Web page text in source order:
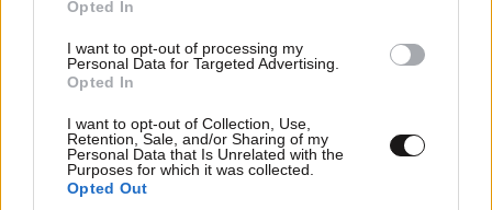
Opted In
I want to opt-out of processing my
Personal Data for Targeted Advertising.
Opted In
I want to opt-out of Collection, Use,
Retention, Sale, and/or Sharing of my
Personal Data that Is Unrelated with the
Purposes for which it was collected.
Opted Out